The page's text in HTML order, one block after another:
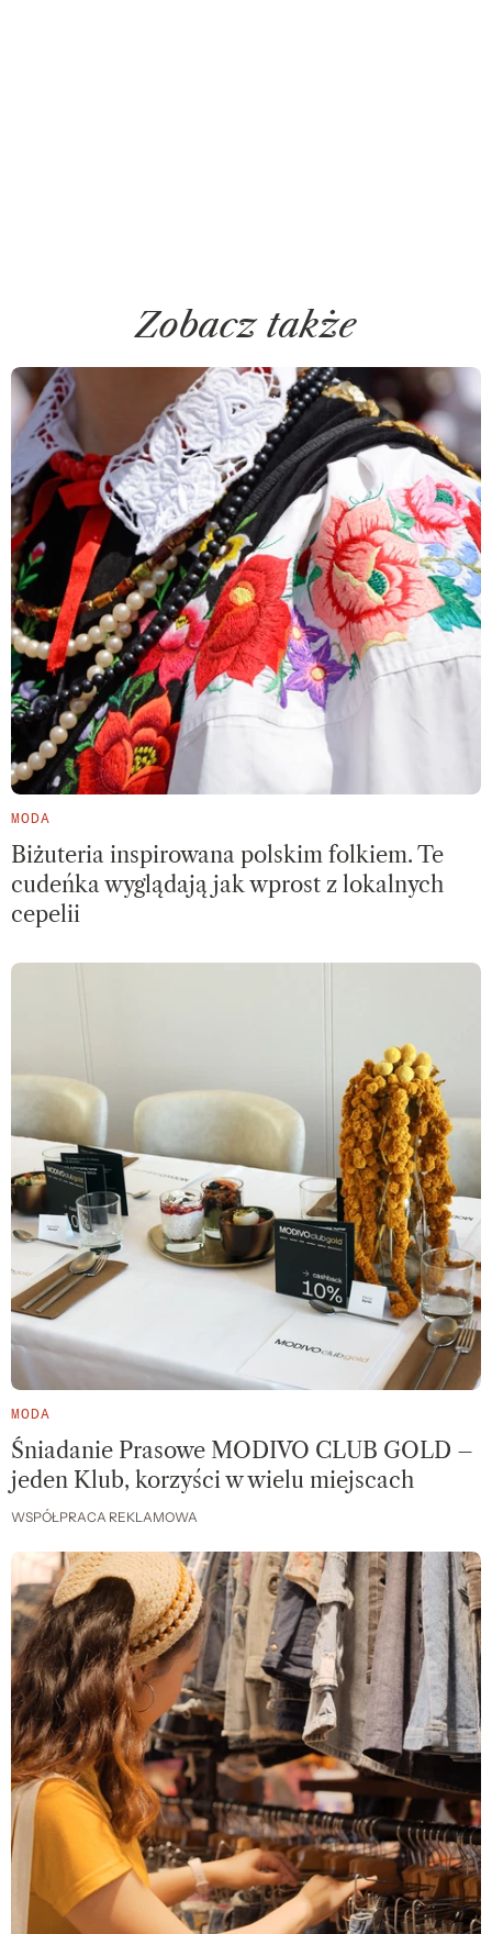
Zobacz także
MODA
Biżuteria inspirowana polskim folkiem. Te
cudeńka wyglądają jak wprost z lokalnych
cepelii
MODA
Śniadanie Prasowe MODIVO CLUB GOLD –
jeden Klub, korzyści w wielu miejscach
WSPÓŁPRACA REKLAMOWA